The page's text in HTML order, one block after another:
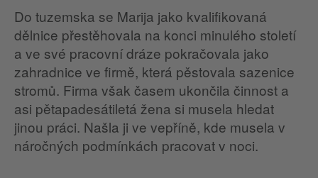
Do tuzemska se Marija jako kvalifikovaná
dělnice přestěhovala na konci minulého století
a ve své pracovní dráze pokračovala jako
zahradnice ve firmě, která pěstovala sazenice
stromů. Firma však časem ukončila činnost a
asi pětapadesátiletá žena si musela hledat
jinou práci. Našla ji ve vepříně, kde musela v
náročných podmínkách pracovat v noci.